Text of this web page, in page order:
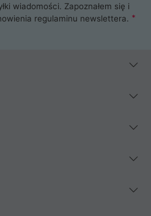
wiadomości. Zapoznałem się i
regulaminu newslettera.